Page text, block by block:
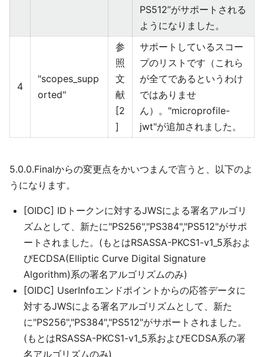
PS512”がサポートされる
ようになりました。
4
"scopes_supp
orted"
参
照
文
献
[2
]
サポートしているスコー
プのリストです（これら
が全てであるというわけ
ではありませ
ん）。"microprofile-
jwt"が追加されました。
5.0.0.Finalからの変更点をかいつまんで言うと、以下のよ
うになります。
[OIDC] IDトークンに対するJWSによる署名アルゴリ
ズムとして、新たに"PS256","PS384","PS512"がサポ
ートされました。(もとはRSASSA-PKCS1-v1_5系およ
びECDSA(Elliptic Curve Digital Signature
Algorithm)系の署名アルゴリズムのみ)
[OIDC] UserInfoエンドポイントからの応答データに
対するJWSによる署名アルゴリズムとして、新た
に"PS256","PS384","PS512"がサポートされました。
(もとはRSASSA-PKCS1-v1_5系およびECDSA系の署
名アルゴリズムのみ)